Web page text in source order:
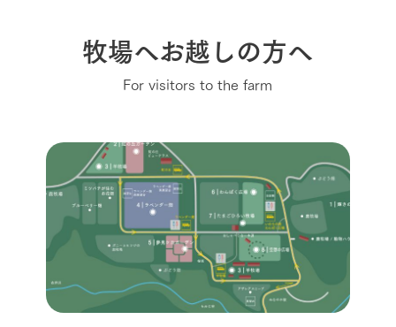
牧場へお越しの方へ
For visitors to the farm